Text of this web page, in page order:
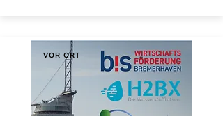
VOR ORT